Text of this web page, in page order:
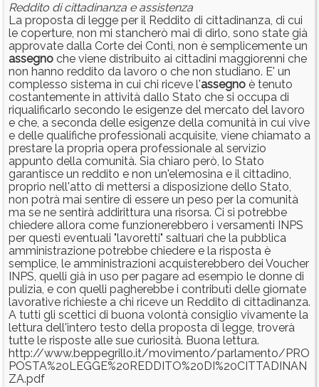
Reddito di cittadinanza e assistenza
La proposta di legge per il Reddito di cittadinanza, di cui
le coperture, non mi stancherò mai di dirlo, sono state già
approvate dalla Corte dei Conti, non è semplicemente un
assegno che viene distribuito ai cittadini maggiorenni che
non hanno reddito da lavoro o che non studiano. E' un
complesso sistema in cui chi riceve l'assegno è tenuto
costantemente in attività dallo Stato che si occupa di
riqualificarlo secondo le esigenze del mercato del lavoro
e che, a seconda delle esigenze della comunità in cui vive
e delle qualifiche professionali acquisite, viene chiamato a
prestare la propria opera professionale al servizio
appunto della comunità. Sia chiaro però, lo Stato
garantisce un reddito e non un'elemosina e il cittadino,
proprio nell'atto di mettersi a disposizione dello Stato,
non potrà mai sentire di essere un peso per la comunità
ma se ne sentirà addirittura una risorsa. Ci si potrebbe
chiedere allora come funzionerebbero i versamenti INPS
per questi eventuali "lavoretti" saltuari che la pubblica
amministrazione potrebbe chiedere e la risposta è
semplice, le amministrazioni acquisterebbero dei Voucher
INPS, quelli già in uso per pagare ad esempio le donne di
pulizia, e con quelli pagherebbe i contributi delle giornate
lavorative richieste a chi riceve un Reddito di cittadinanza.
A tutti gli scettici di buona volontà consiglio vivamente la
lettura dell'intero testo della proposta di legge, troverà
tutte le risposte alle sue curiosità. Buona lettura.
http://www.beppegrillo.it/movimento/parlamento/PRO
POSTA%20LEGGE%20REDDITO%20DI%20CITTADINAN
ZA.pdf